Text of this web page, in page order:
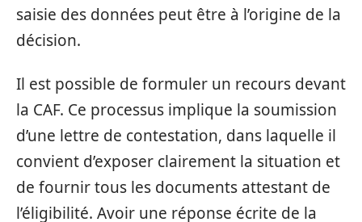
saisie des données peut être à l’origine de la
décision.
Il est possible de formuler un recours devant
la CAF. Ce processus implique la soumission
d’une lettre de contestation, dans laquelle il
convient d’exposer clairement la situation et
de fournir tous les documents attestant de
l’éligibilité. Avoir une réponse écrite de la